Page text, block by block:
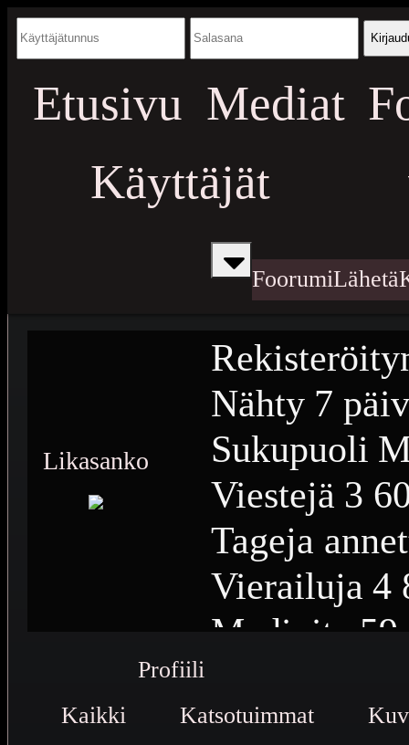
Etusivu Mediat
Käyttäjät
FoorumiLähetä
Likasanko
Nähty 7
Sukupuoli
Viestejä 3
Tageja
Vierailuja 4
Medioita
59
Plussia
4
Profiili
Kaikki
Katsotuimmat